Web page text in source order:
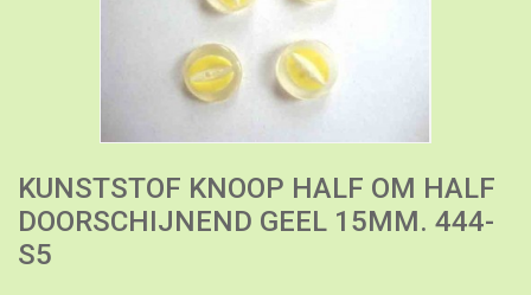
KUNSTSTOF KNOOP HALF OM HALF
DOORSCHIJNEND GEEL 15MM. 444-
S5